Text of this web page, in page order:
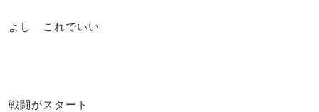
よし これでいい
戦闘がスタート